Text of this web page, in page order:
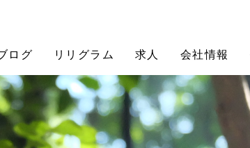
ログ リリグラム 求人 会社情報